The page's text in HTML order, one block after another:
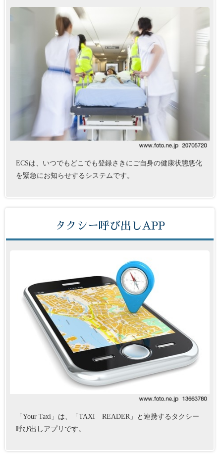
ECSは、いつでもどこでも登録さきにご自身の健康状態悪化
を緊急にお知らせするシステムです。
タクシー呼び出しAPP
「Your Taxi」は、「TAXI READER」と連携するタクシー
呼び出しアプリです。